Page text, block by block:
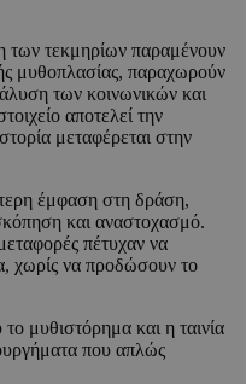
των τεκμηρίων παραμένουν
μυθοπλασίας, παραχωρούν
των κοινωνικών και
αποτελεί την
μεταφέρεται στην
έμφαση στη δράση,
και αναστοχασμό.
πέτυχαν να
χωρίς να προδώσουν το
μυθιστόρημα και η ταινία
που απλώς